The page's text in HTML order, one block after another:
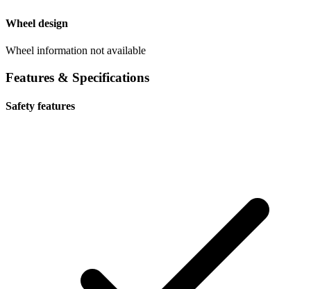
Wheel design
Wheel information not available
Features & Specifications
Safety features